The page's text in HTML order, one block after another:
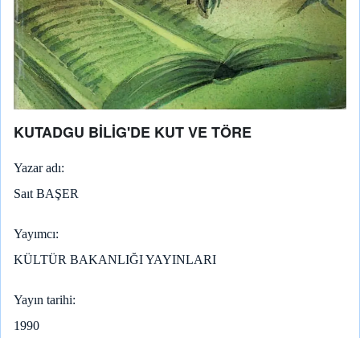
KUTADGU BİLİG'DE KUT VE TÖRE
Yazar adı
Saıt BAŞER
Yayımcı
KÜLTÜR BAKANLIĞI YAYINLARI
Yayın tarihi
1990